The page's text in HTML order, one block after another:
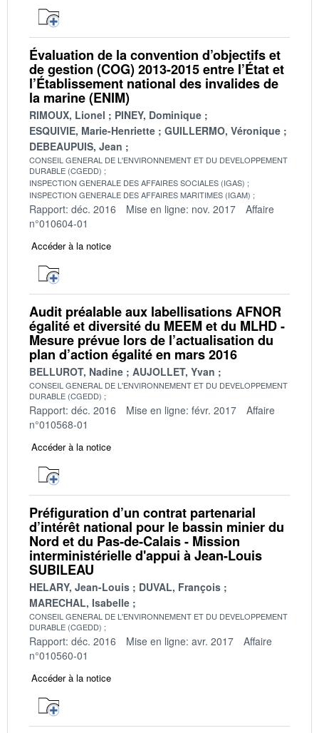
Évaluation de la convention d’objectifs et
de gestion (COG) 2013-2015 entre l’État et
l’Établissement national des invalides de
la marine (ENIM)
RIMOUX, Lionel
PINEY, Dominique
ESQUIVIE, Marie-Henriette
GUILLERMO, Véronique
DEBEAUPUIS, Jean
CONSEIL GENERAL DE L'ENVIRONNEMENT ET DU DEVELOPPEMENT
DURABLE (CGEDD)
INSPECTION GENERALE DES AFFAIRES SOCIALES (IGAS)
INSPECTION GENERALE DES AFFAIRES MARITIMES (IGAM)
Rapport: déc. 2016 Mise en ligne: nov. 2017
Affaire
n°010604-01
Accéder à la notice
Audit préalable aux labellisations AFNOR
égalité et diversité du MEEM et du MLHD -
Mesure prévue lors de l’actualisation du
plan d’action égalité en mars 2016
BELLUROT, Nadine AUJOLLET, Yvan
CONSEIL GENERAL DE L'ENVIRONNEMENT ET DU DEVELOPPEMENT
DURABLE (CGEDD)
Rapport: déc. 2016 Mise en ligne: févr. 2017
Affaire
n°010568-01
Accéder à la notice
Préfiguration d’un contrat partenarial
d’intérêt national pour le bassin minier du
Nord et du Pas‐de‐Calais - Mission
interministérielle d'appui à Jean-Louis
SUBILEAU
HELARY, Jean-Louis
DUVAL, François
MARECHAL, Isabelle
CONSEIL GENERAL DE L'ENVIRONNEMENT ET DU DEVELOPPEMENT
DURABLE (CGEDD)
Rapport: déc. 2016 Mise en ligne: avr. 2017
Affaire
n°010560-01
Accéder à la notice